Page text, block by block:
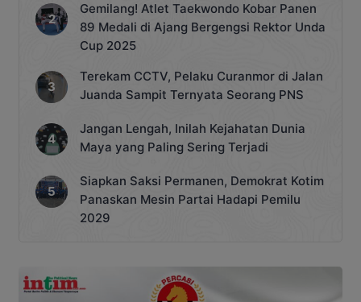
Gemilang! Atlet Taekwondo Kobar Panen
89 Medali di Ajang Bergengsi Rektor Unda
Cup 2025
Terekam CCTV, Pelaku Curanmor di Jalan
Juanda Sampit Ternyata Seorang PNS
Jangan Lengah, Inilah Kejahatan Dunia
Maya yang Paling Sering Terjadi
Siapkan Saksi Permanen, Demokrat Kotim
Panaskan Mesin Partai Hadapi Pemilu
2029